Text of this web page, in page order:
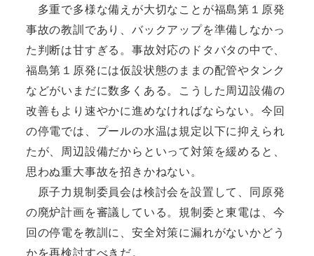
多重で多様な備えが大切なことが福島第１原発
事故の教訓であり、バックアップを準備しなかっ
た判断は甘すぎる。事故対応のドタバタの中で、
福島第１原発には仮設状態のままの配管やタンク
などがいまだに数多くある。こうした周辺設備の
改善もより速やかに進めなければならない。今回
の停電では、プールの水温は規定以下に抑えられ
たが、周辺設備だからといって対策を緩めると、
思わぬ重大事故を招きかねない。
原子力規制委員会は検討会を設置して、同原発
の廃炉計画を審議している。規制委と東電は、今
回の停電を教訓に、安全対策に漏れがないかどう
かを再検討すべきだ。